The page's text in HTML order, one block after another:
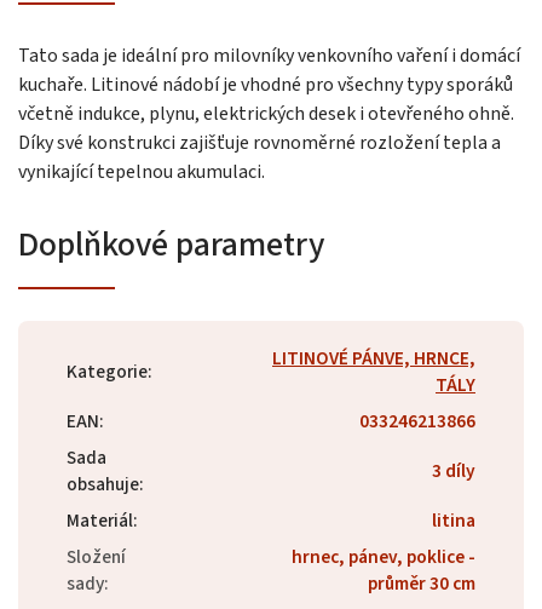
Tato sada je ideální pro milovníky venkovního vaření i domácí
kuchaře. Litinové nádobí je vhodné pro všechny typy sporáků
včetně indukce, plynu, elektrických desek i otevřeného ohně.
Díky své konstrukci zajišťuje rovnoměrné rozložení tepla a
vynikající tepelnou akumulaci.
Doplňkové parametry
Kategorie:
LITINOVÉ PÁNVE, HRNCE,
TÁLY
EAN:
033246213866
Sada
obsahuje:
3 díly
Materiál:
litina
Složení
sady:
hrnec, pánev, poklice -
průměr 30 cm